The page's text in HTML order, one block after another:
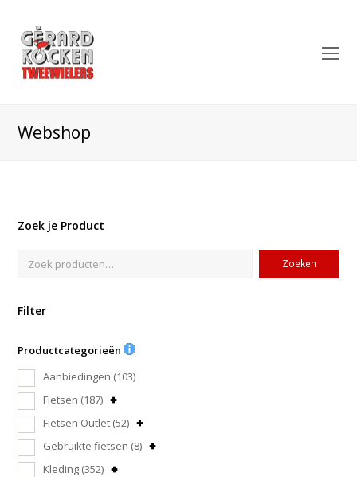
Webshop
Zoek je Product
Zoeken
Filter
Productcategorieën
Aanbiedingen (103)
Fietsen (187)
Fietsen Outlet (52)
Gebruikte fietsen (8)
Kleding (352)